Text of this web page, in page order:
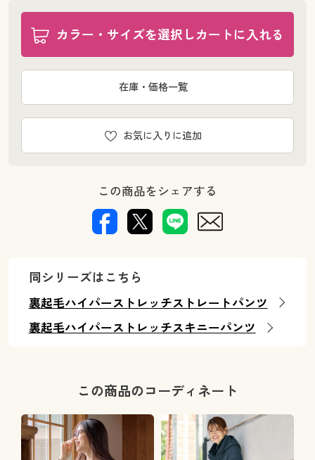
カラー・サイズを選択しカートに入れる
お気に入りに追加
在庫・価格一覧
この商品をシェアする
同シリーズはこちら
裏起毛ハイパーストレッチストレートパンツ
裏起毛ハイパーストレッチスキニーパンツ
この商品のコーディネート